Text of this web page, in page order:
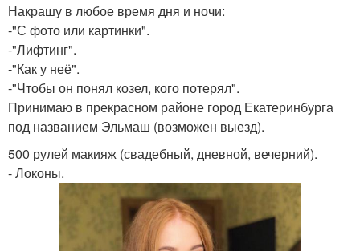
Накрашу в любое время дня и ночи:
-"С фото или картинки".
-"Лифтинг".
-"Как у неё".
-"Чтобы он понял козел, кого потерял".
Принимаю в прекрасном районе город Екатеринбурга
под названием Эльмаш (возможен выезд).
500 рулей макияж (свадебный, дневной, вечерний).
- Локоны.